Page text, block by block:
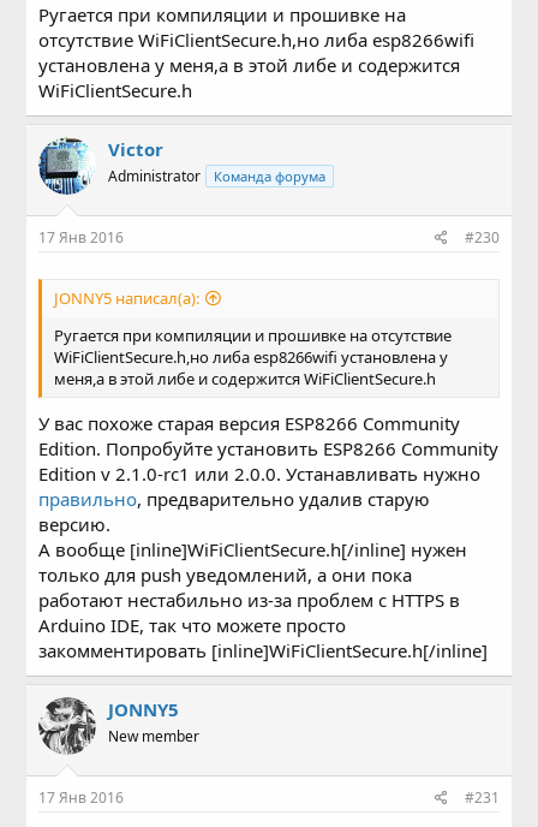
Ругается при компиляции и прошивке на
отсутствие WiFiClientSecure.h,но либа esp8266wifi
установлена у меня,а в этой либе и содержится
WiFiClientSecure.h
Victor
Administrator Команда форума
17 Янв 2016 #230
JONNY5 написал(а):
Ругается при компиляции и прошивке на отсутствие
WiFiClientSecure.h,но либа esp8266wifi установлена у
меня,а в этой либе и содержится WiFiClientSecure.h
У вас похоже старая версия ESP8266 Community
Edition. Попробуйте установить ESP8266 Community
Edition v 2.1.0-rc1 или 2.0.0. Устанавливать нужно
правильно, предварительно удалив старую
версию.
А вообще [inline]WiFiClientSecure.h[/inline] нужен
только для push уведомлений, а они пока
работают нестабильно из-за проблем с HTTPS в
Arduino IDE, так что можете просто
закомментировать [inline]WiFiClientSecure.h[/inline]
JONNY5
New member
17 Янв 2016 #231